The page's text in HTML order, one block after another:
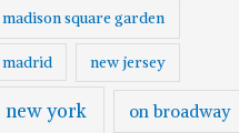
madison square garden
madrid new jersey
new york on broadway